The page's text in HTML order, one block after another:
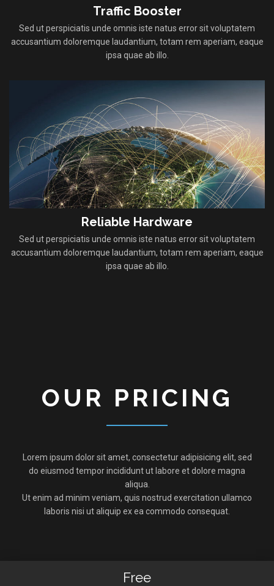
Traffic Booster
Sed ut perspiciatis unde omnis iste natus error sit voluptatem
accusantium doloremque laudantium, totam rem aperiam, eaque
ipsa quae ab illo.
Reliable Hardware
Sed ut perspiciatis unde omnis iste natus error sit voluptatem
accusantium doloremque laudantium, totam rem aperiam, eaque
ipsa quae ab illo.
OUR PRICING
Lorem ipsum dolor sit amet, consectetur adipisicing elit, sed
do eiusmod tempor incididunt ut labore et dolore magna
aliqua.
Ut enim ad minim veniam, quis nostrud exercitation ullamco
laboris nisi ut aliquip ex ea commodo consequat.
Free